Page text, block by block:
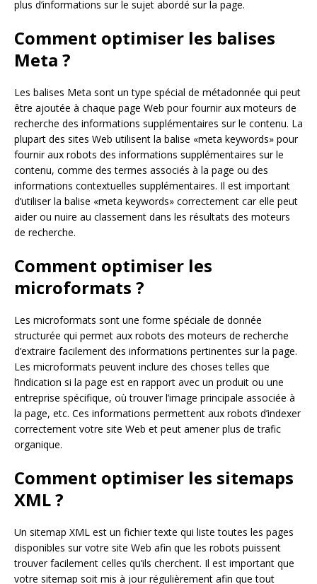
plus d’informations sur le sujet abordé sur la page.
Comment optimiser les balises
Meta ?
Les balises Meta sont un type spécial de métadonnée qui peut
être ajoutée à chaque page Web pour fournir aux moteurs de
recherche des informations supplémentaires sur le contenu. La
plupart des sites Web utilisent la balise «meta keywords» pour
fournir aux robots des informations supplémentaires sur le
contenu, comme des termes associés à la page ou des
informations contextuelles supplémentaires. Il est important
d’utiliser la balise «meta keywords» correctement car elle peut
aider ou nuire au classement dans les résultats des moteurs
de recherche.
Comment optimiser les
microformats ?
Les microformats sont une forme spéciale de donnée
structurée qui permet aux robots des moteurs de recherche
d’extraire facilement des informations pertinentes sur la page.
Les microformats peuvent inclure des choses telles que
l’indication si la page est en rapport avec un produit ou une
entreprise spécifique, où trouver l’image principale associée à
la page, etc. Ces informations permettent aux robots d’indexer
correctement votre site Web et peut amener plus de trafic
organique.
Comment optimiser les sitemaps
XML ?
Un sitemap XML est un fichier texte qui liste toutes les pages
disponibles sur votre site Web afin que les robots puissent
trouver facilement celles qu’ils cherchent. Il est important que
votre sitemap soit mis à jour régulièrement afin que tout